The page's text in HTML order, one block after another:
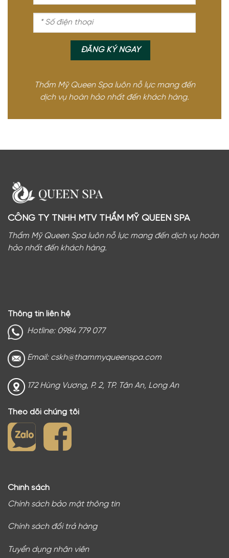
Thẩm Mỹ Queen Spa luôn nỗ lực mang đến
dịch vụ hoàn hảo nhất đến khách hàng.
CÔNG TY TNHH MTV THẨM MỸ QUEEN SPA
Thẩm Mỹ Queen Spa luôn nỗ lực mang đến dịch vụ hoàn
hảo nhất đến khách hàng.
Thông tin liên hệ
Hotline: 0984 779 077
Email: cskh@thammyqueenspa.com
172 Hùng Vương, P. 2, TP. Tân An, Long An
Theo dõi chúng tôi
Chính sách
Chính sách bảo mật thông tin
Chính sách đổi trả hàng
Tuyển dụng nhân viên